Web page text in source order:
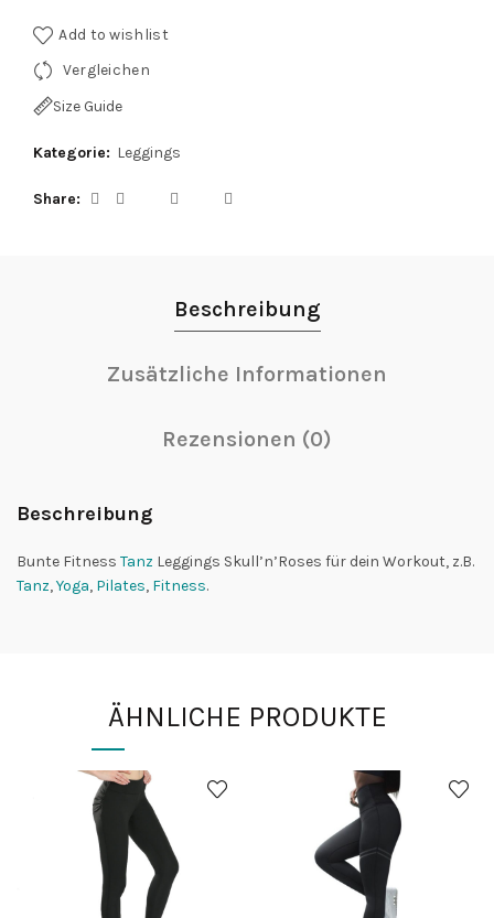
Add to wishlist
Vergleichen
Size Guide
Kategorie: Leggings
Share
Beschreibung
Zusätzliche Informationen
Rezensionen (0)
Beschreibung
Bunte Fitness Tanz Leggings Skull’n’Roses für dein Workout, z.B.
Tanz,Yoga, Pilates, Fitness.
ÄHNLICHE PRODUKTE